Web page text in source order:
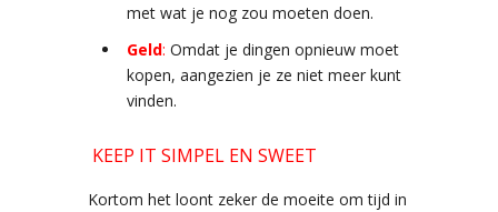
met wat je nog zou moeten doen.
Geld: Omdat je dingen opnieuw moet
kopen, aangezien je ze niet meer kunt
vinden.
KEEP IT SIMPEL EN SWEET
Kortom het loont zeker de moeite om tijd in